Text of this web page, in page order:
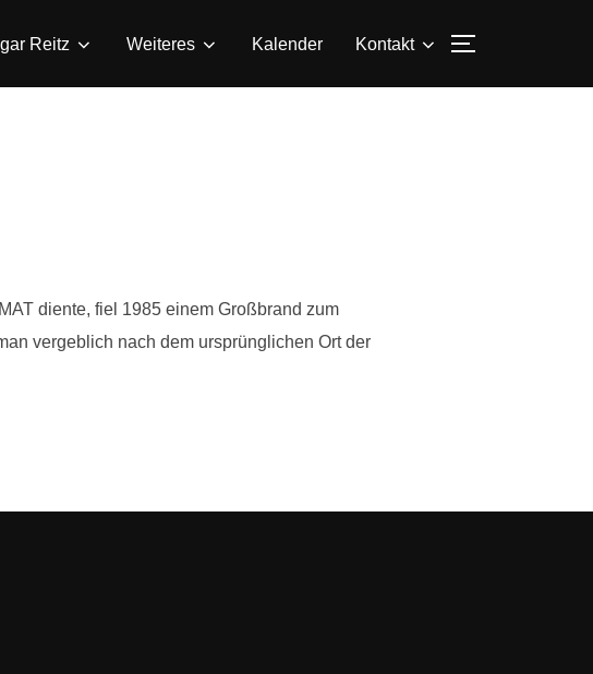
Reitz Weiteres Kalender Kontakt
diente, fiel 1985 einem Großbrand zum
vergeblich nach dem ursprünglichen Ort der